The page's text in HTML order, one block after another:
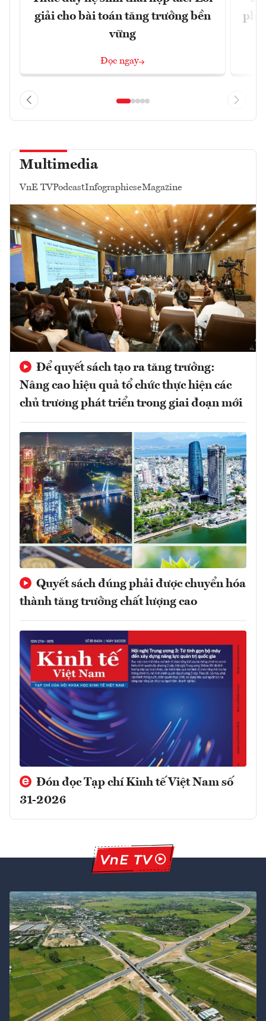
giải cho bài toán tăng trưởng bền
vững
Đọc ngay
Multimedia
VnE TVPodcastInfographicseMagazine
Để quyết sách tạo ra tăng trưởng:
Nâng cao hiệu quả tổ chức thực hiện các
chủ trương phát triển trong giai đoạn mới
Quyết sách đúng phải được chuyển hóa
thành tăng trưởng chất lượng cao
Đón đọc Tạp chí Kinh tế Việt Nam số
31-2026